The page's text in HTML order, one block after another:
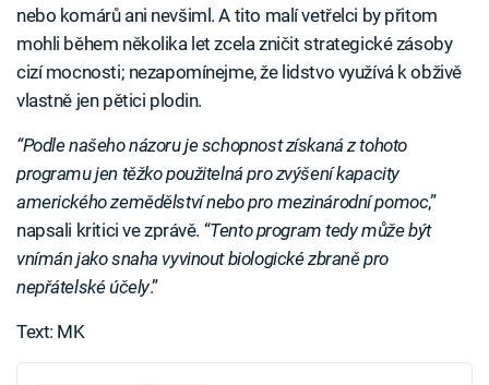
nebo komárů ani nevšiml. A tito malí vetřelci by přitom
mohli během několika let zcela zničit strategické zásoby
cizí mocnosti; nezapomínejme, že lidstvo využívá k obživě
vlastně jen pětici plodin.
“Podle našeho názoru je schopnost získaná z tohoto
programu jen těžko použitelná pro zvýšení kapacity
amerického zemědělství nebo pro mezinárodní pomoc,”
napsali kritici ve zprávě. “Tento program tedy může být
vnímán jako snaha vyvinout biologické zbraně pro
nepřátelské účely.”
Text: MK